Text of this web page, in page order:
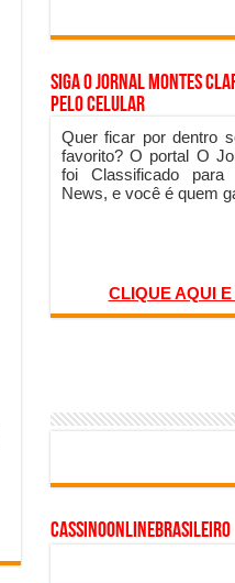
Siga o Jornal Montes
pelo Celular
Quer ficar por dentro
favorito? O portal O
foi Classificado
News, e você é quem
CLIQUE AQUI
cassinoonlinebrasileiro